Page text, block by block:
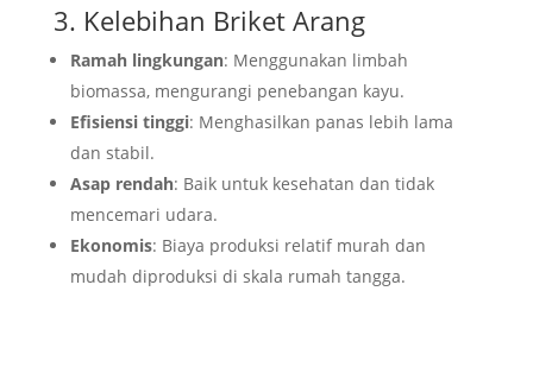
3. Kelebihan Briket Arang
Ramah lingkungan: Menggunakan limbah
biomassa, mengurangi penebangan kayu.
Efisiensi tinggi: Menghasilkan panas lebih lama
dan stabil.
Asap rendah: Baik untuk kesehatan dan tidak
mencemari udara.
Ekonomis: Biaya produksi relatif murah dan
mudah diproduksi di skala rumah tangga.